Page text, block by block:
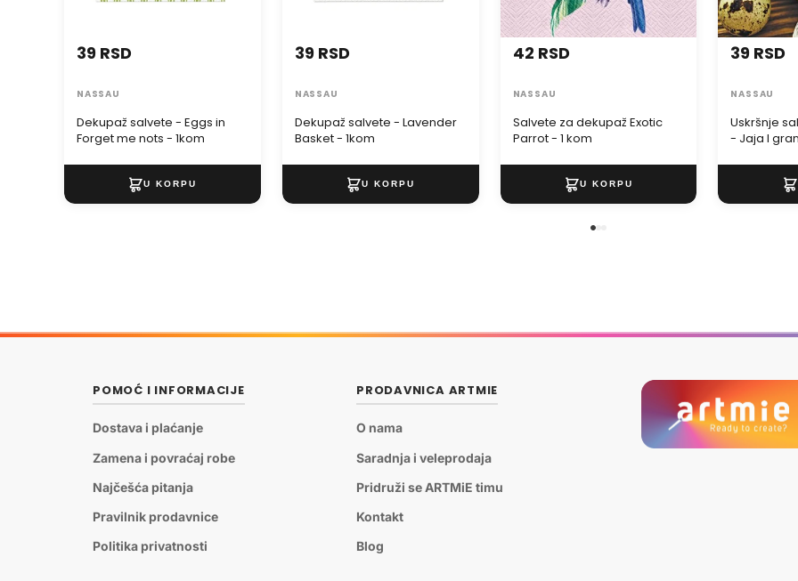
Dekupaž salvete - Eggs in
Forget me nots - 1kom
39 RSD
NASSAU
Dekupaž salvete - Lavender
Basket - 1kom
39 RSD
NASSAU
Salvete za dekupaž Exotic
Parrot - 1 kom
42 RSD
NASSAU
Uskršnje
- Jaja I
39 RSD
NASSAU
POMOĆ I INFORMACIJE
Dostava i plaćanje
Zamena i povraćaj robe
Najčešća pitanja
Pravilnik prodavnice
Politika privatnosti
PRODAVNICA ARTMIE
O nama
Saradnja i veleprodaja
Pridruži se ARTMiE timu
Kontakt
Blog